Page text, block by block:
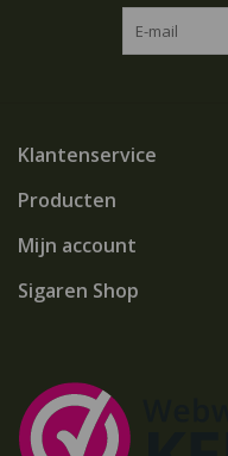
Klantenservice
Producten
Mijn account
Sigaren Shop